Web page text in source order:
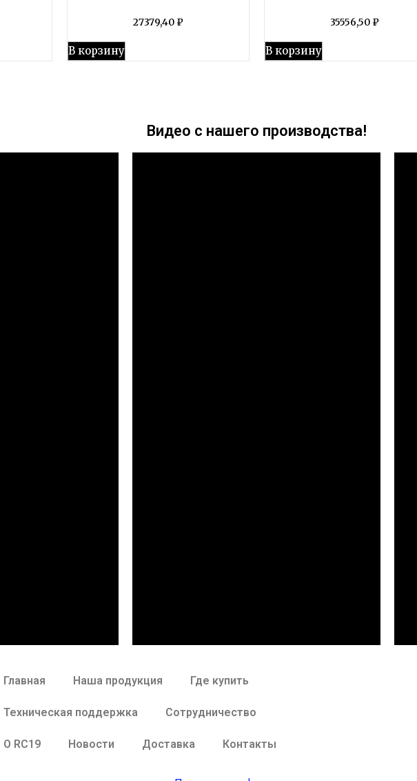
27379,40 ₽
В корзину
35556,50 ₽
В корзину
Видео с нашего производства!
Главная Наша продукция Где купить
Техническая поддержка Сотрудничество
О RC19 Новости Доставка Контакты